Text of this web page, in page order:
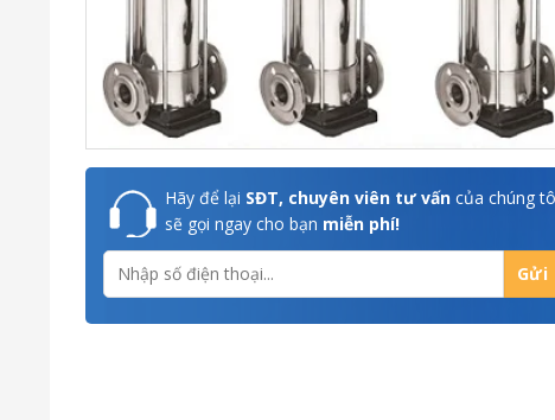
Hãy để lại SĐT, chuyên viên tư vấn của chúng
sẽ gọi ngay cho bạn miễn phí!